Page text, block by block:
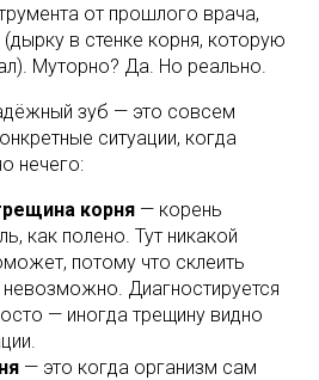
от прошлого врача,
в стенке корня, которую
Муторно? Да. Но реально.
зуб — это совсем
ситуации, когда
нечего:
корня — корень
как полено. Тут никакой
потому что склеить
Диагностируется
— иногда трещину видно
— это когда организм сам